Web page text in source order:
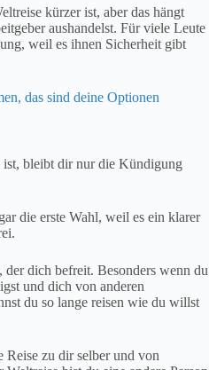
kürzer ist, aber das hängt
aushandelst. Für viele Leute
weil es ihnen Sicherheit gibt
das sind deine Optionen
bleibt dir nur die Kündigung
die erste Wahl, weil es ein klarer
dich befreit. Besonders wenn du
und dich von anderen
du so lange reisen wie du willst
Reise zu dir selber und von